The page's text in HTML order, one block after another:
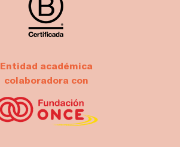
Entidad académica
colaboradora con